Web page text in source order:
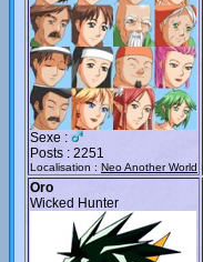
Sexe :
Posts : 2251
Localisation : Neo Another World
Oro
Wicked Hunter